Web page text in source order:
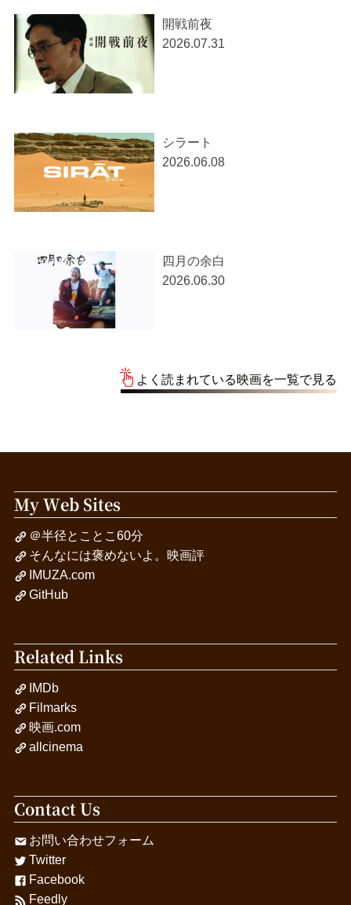
開戦前夜
2026.07.31
シラート
2026.06.08
四月の余白
2026.06.30
よく読まれている映画を一覧で見る
My Web Sites
＠半径とことこ60分
そんなには褒めないよ。映画評
IMUZA.com
GitHub
Related Links
IMDb
Filmarks
映画.com
allcinema
Contact Us
お問い合わせフォーム
Twitter
Facebook
Feedly